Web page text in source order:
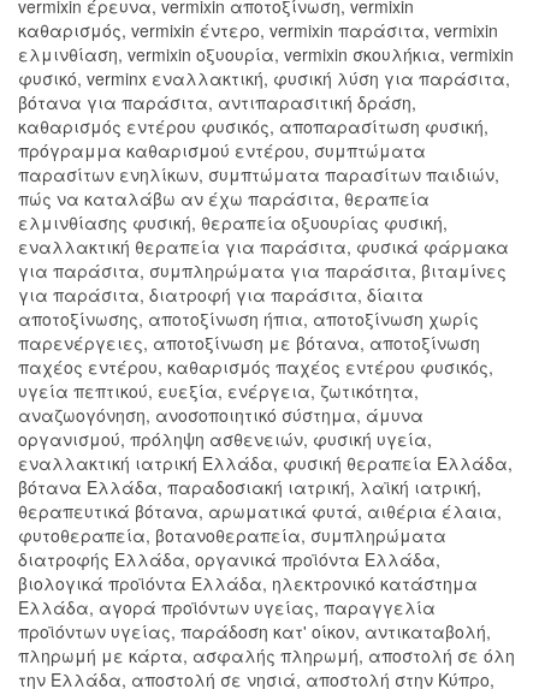
vermixin έρευνα, vermixin αποτοξίνωση, vermixin
καθαρισμός, vermixin έντερο, vermixin παράσιτα, vermixin
ελμινθίαση, vermixin οξυουρία, vermixin σκουλήκια, vermixin
φυσικό, verminx εναλλακτική, φυσική λύση για παράσιτα,
βότανα για παράσιτα, αντιπαρασιτική δράση,
καθαρισμός εντέρου φυσικός, αποπαρασίτωση φυσική,
πρόγραμμα καθαρισμού εντέρου, συμπτώματα
παρασίτων ενηλίκων, συμπτώματα παρασίτων παιδιών,
πώς να καταλάβω αν έχω παράσιτα, θεραπεία
ελμινθίασης φυσική, θεραπεία οξυουρίας φυσική,
εναλλακτική θεραπεία για παράσιτα, φυσικά φάρμακα
για παράσιτα, συμπληρώματα για παράσιτα, βιταμίνες
για παράσιτα, διατροφή για παράσιτα, δίαιτα
αποτοξίνωσης, αποτοξίνωση ήπια, αποτοξίνωση χωρίς
παρενέργειες, αποτοξίνωση με βότανα, αποτοξίνωση
παχέος εντέρου, καθαρισμός παχέος εντέρου φυσικός,
υγεία πεπτικού, ευεξία, ενέργεια, ζωτικότητα,
αναζωογόνηση, ανοσοποιητικό σύστημα, άμυνα
οργανισμού, πρόληψη ασθενειών, φυσική υγεία,
εναλλακτική ιατρική Ελλάδα, φυσική θεραπεία Ελλάδα,
βότανα Ελλάδα, παραδοσιακή ιατρική, λαϊκή ιατρική,
θεραπευτικά βότανα, αρωματικά φυτά, αιθέρια έλαια,
φυτοθεραπεία, βοτανοθεραπεία, συμπληρώματα
διατροφής Ελλάδα, οργανικά προϊόντα Ελλάδα,
βιολογικά προϊόντα Ελλάδα, ηλεκτρονικό κατάστημα
Ελλάδα, αγορά προϊόντων υγείας, παραγγελία
προϊόντων υγείας, παράδοση κατ' οίκον, αντικαταβολή,
πληρωμή με κάρτα, ασφαλής πληρωμή, αποστολή σε όλη
την Ελλάδα, αποστολή σε νησιά, αποστολή στην Κύπρο,